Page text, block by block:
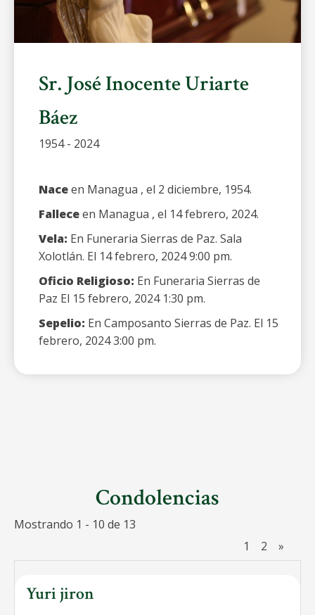
Sr. José Inocente Uriarte
Báez
1954 - 2024
Naceen Managua , el 2 diciembre, 1954.
Falleceen Managua , el 14 febrero, 2024.
Vela: En Funeraria Sierras de Paz. Sala
Xolotlán. El 14 febrero, 2024 9:00 pm.
Oficio Religioso: En Funeraria Sierras de
Paz El 15 febrero, 2024 1:30 pm.
Sepelio: En Camposanto Sierras de Paz. El 15
febrero, 2024 3:00 pm.
Condolencias
Mostrando 1 - 10 de 13
1
2 »
Yuri jiron